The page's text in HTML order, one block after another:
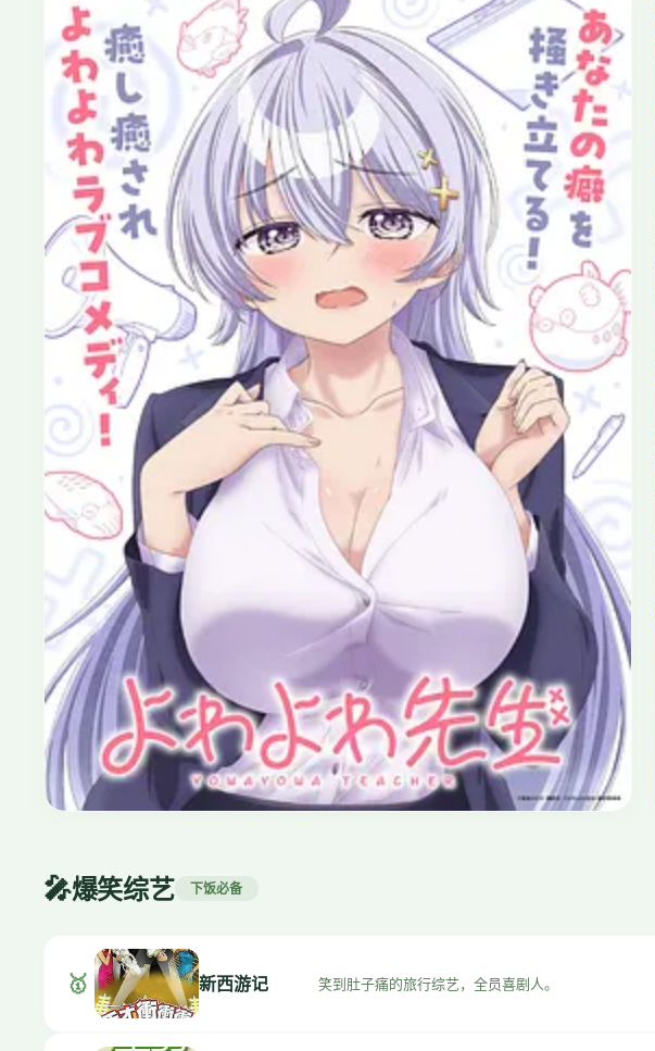
2008 · 治愈/奇幻 · 6季
🎤爆笑综艺 下饭必备
🥇 新西游记 笑到肚子痛的旅行综艺，全员喜剧人。